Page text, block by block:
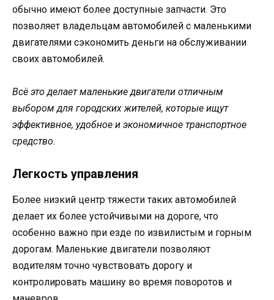
обычно имеют более доступные запчасти. Это
позволяет владельцам автомобилей с маленькими
двигателями сэкономить деньги на обслуживании
своих автомобилей.
Всё это делает маленькие двигатели отличным
выбором для городских жителей, которые ищут
эффективное, удобное и экономичное транспортное
средство.
Легкость управления
Более низкий центр тяжести таких автомобилей
делает их более устойчивыми на дороге, что
особенно важно при езде по извилистым и горным
дорогам. Маленькие двигатели позволяют
водителям точно чувствовать дорогу и
контролировать машину во время поворотов и